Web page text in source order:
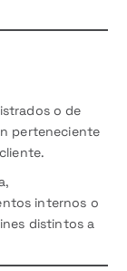
o de
perteneciente
internos o
distintos a